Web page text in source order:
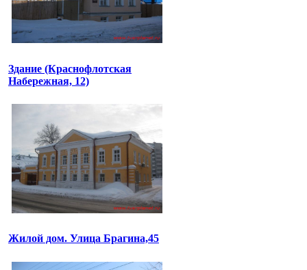
Здание (Краснофлотская
Набережная, 12)
Жилой дом. Улица Брагина,45